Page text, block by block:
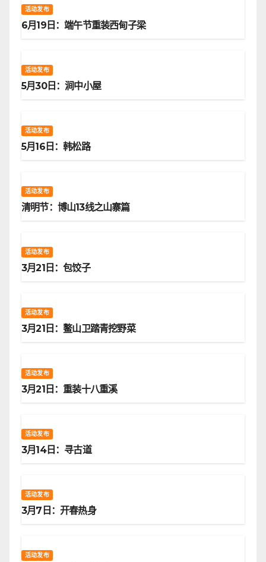
活动发布
6月19日：端午节重装西甸子梁
活动发布
5月30日：涧中小屋
活动发布
5月16日：韩松路
活动发布
清明节：博山13线之山寨篇
活动发布
3月21日：包饺子
活动发布
3月21日：鳌山卫踏青挖野菜
活动发布
3月21日：重装十八重溪
活动发布
3月14日：寻古道
活动发布
3月7日：开春热身
活动发布